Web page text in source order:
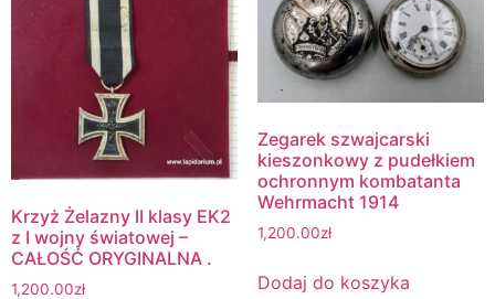
Krzyż Żelazny II klasy EK2
z I wojny światowej –
CAŁOŚĆ ORYGINALNA .
1,200.00zł
Zegarek szwajcarski
kieszonkowy z pudełkiem
ochronnym kombatanta
Wehrmacht 1914
1,200.00zł
Dodaj do koszyka